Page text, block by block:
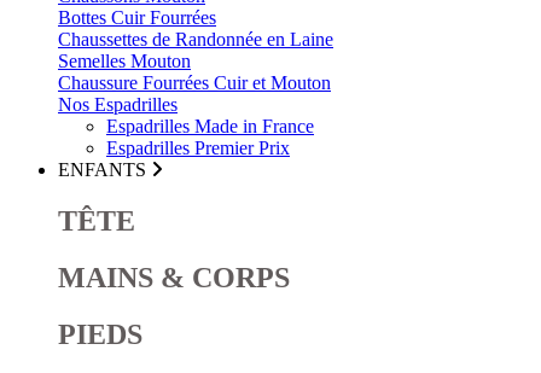
Bottes Cuir Fourrées
Chaussettes de Randonnée en Laine
Semelles Mouton
Chaussure Fourrées Cuir et Mouton
Nos Espadrilles
Espadrilles Made in France
Espadrilles Premier Prix
ENFANTS
TÊTE
MAINS & CORPS
PIEDS